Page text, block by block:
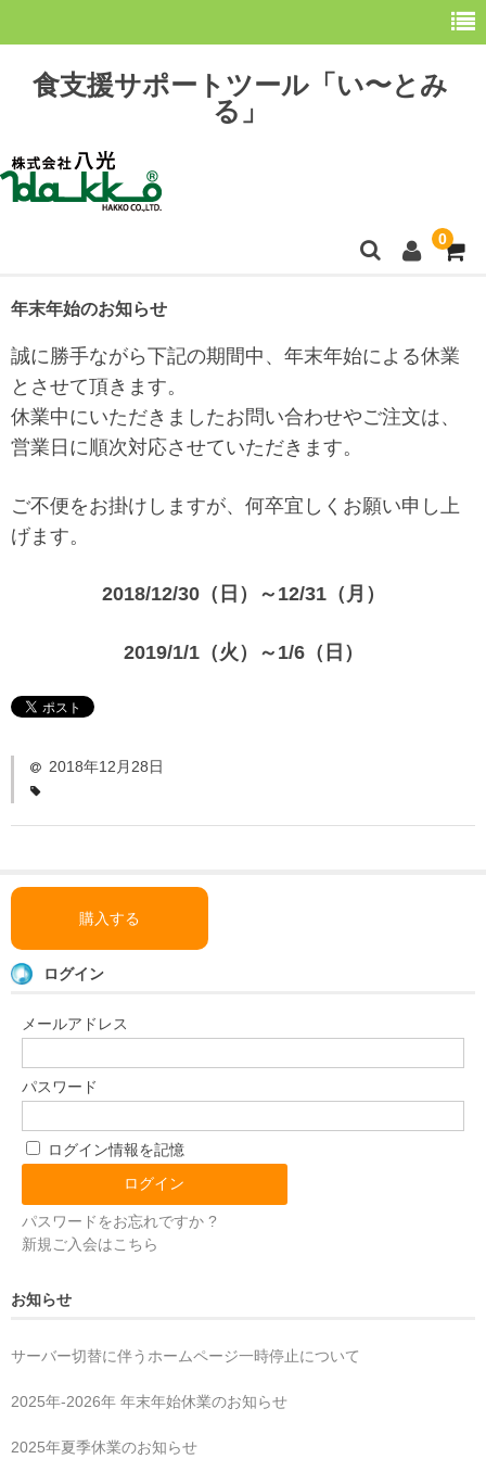
食支援サポートツール「い〜とみ
る」
0
ホーム
最新情報
購 入
操作方法
よくある質問
年末年始のお知らせ
誠に勝手ながら下記の期間中、年末年始による休業
とさせて頂きます。
休業中にいただきましたお問い合わせやご注文は、
営業日に順次対応させていただきます。
ご不便をお掛けしますが、何卒宜しくお願い申し上
げます。
2018/12/30（日）～12/31（月）
2019/1/1（火）～1/6（日）
2018年12月28日
購入する
ログイン
メールアドレス
パスワード
ログイン情報を記憶
パスワードをお忘れですか ?
新規ご入会はこちら
お知らせ
サーバー切替に伴うホームページ一時停止について
2025年‐2026年 年末年始休業のお知らせ
2025年夏季休業のお知らせ